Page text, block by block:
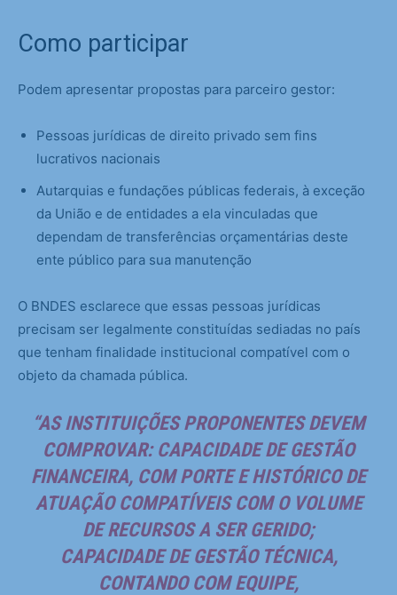
Como participar
Podem apresentar propostas para parceiro gestor:
Pessoas jurídicas de direito privado sem fins
lucrativos nacionais
Autarquias e fundações públicas federais, à exceção
da União e de entidades a ela vinculadas que
dependam de transferências orçamentárias deste
ente público para sua manutenção
O BNDES esclarece que essas pessoas jurídicas
precisam ser legalmente constituídas sediadas no país
que tenham finalidade institucional compatível com o
objeto da chamada pública.
“AS INSTITUIÇÕES PROPONENTES DEVEM
COMPROVAR: CAPACIDADE DE GESTÃO
FINANCEIRA, COM PORTE E HISTÓRICO DE
ATUAÇÃO COMPATÍVEIS COM O VOLUME
DE RECURSOS A SER GERIDO;
CAPACIDADE DE GESTÃO TÉCNICA,
CONTANDO COM EQUIPE,